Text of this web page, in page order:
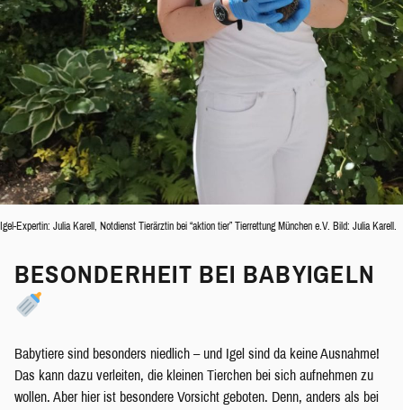
Igel-Expertin: Julia Karell, Notdienst Tierärztin bei “aktion tier” Tierrettung München e.V. Bild: Julia Karell.
BESONDERHEIT BEI BABYIGELN
Babytiere sind besonders niedlich – und Igel sind da keine Ausnahme!
Das kann dazu verleiten, die kleinen Tierchen bei sich aufnehmen zu
wollen. Aber hier ist besondere Vorsicht geboten. Denn, anders als bei